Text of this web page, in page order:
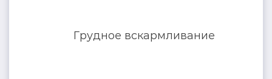
Грудное вскармливание